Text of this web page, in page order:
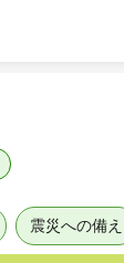
震災への備え